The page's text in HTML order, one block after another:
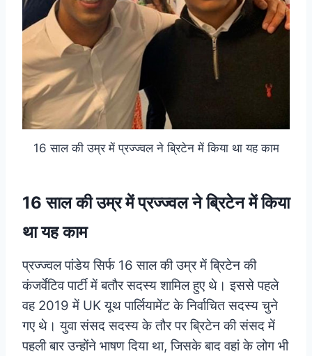
16 साल की उम्र में प्रज्ज्वल ने ब्रिटेन में किया था यह काम
16 साल की उम्र में प्रज्ज्वल ने ब्रिटेन में किया
था यह काम
प्रज्ज्वल पांडेय सिर्फ 16 साल की उम्र में ब्रिटेन की
कंजर्वेटिव पार्टी में बतौर सदस्य शामिल हुए थे। इससे पहले
वह 2019 में UK यूथ पार्लियामेंट के निर्वाचित सदस्य चुने
गए थे। युवा संसद सदस्य के तौर पर ब्रिटेन की संसद में
पहली बार उन्होंने भाषण दिया था, जिसके बाद वहां के लोग भी